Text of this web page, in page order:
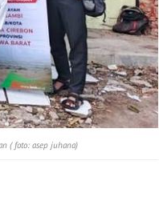
( foto: asep juhana)